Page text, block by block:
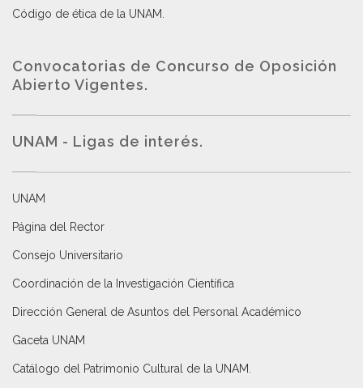
Código de ética de la UNAM
Convocatorias de Concurso de Oposición
Abierto Vigentes.
UNAM - Ligas de interés.
UNAM
Página del Rector
Consejo Universitario
Coordinación de la Investigación Científica
Dirección General de Asuntos del Personal Académico
Gaceta UNAM
Catálogo del Patrimonio Cultural de la UNAM.